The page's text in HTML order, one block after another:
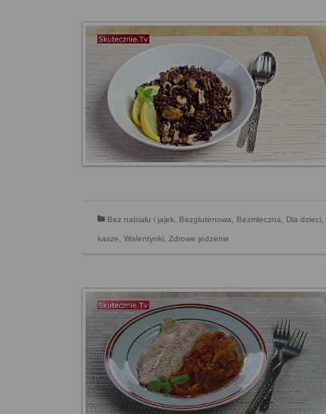
Bez nabiału i jajek, Bezglutenowa, Bezmleczna, Dla dzieci,
kasze, Walentynki, Zdrowe jedzenie